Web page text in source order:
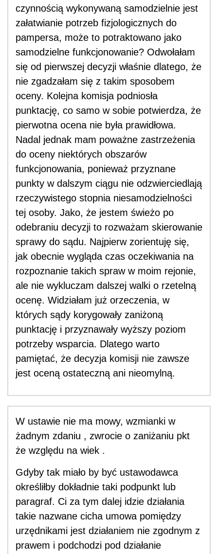
czynnością wykonywaną samodzielnie jest
załatwianie potrzeb fizjologicznych do
pampersa, może to potraktowano jako
samodzielne funkcjonowanie? Odwołałam
się od pierwszej decyzji właśnie dlatego, że
nie zgadzałam się z takim sposobem
oceny. Kolejna komisja podniosła
punktację, co samo w sobie potwierdza, że
pierwotna ocena nie była prawidłowa.
Nadal jednak mam poważne zastrzeżenia
do oceny niektórych obszarów
funkcjonowania, ponieważ przyznane
punkty w dalszym ciągu nie odzwierciedlają
rzeczywistego stopnia niesamodzielności
tej osoby. Jako, że jestem świeżo po
odebraniu decyzji to rozważam skierowanie
sprawy do sądu. Najpierw zorientuję się,
jak obecnie wygląda czas oczekiwania na
rozpoznanie takich spraw w moim rejonie,
ale nie wykluczam dalszej walki o rzetelną
ocenę. Widziałam już orzeczenia, w
których sądy korygowały zaniżoną
punktację i przyznawały wyższy poziom
potrzeby wsparcia. Dlatego warto
pamiętać, że decyzja komisji nie zawsze
jest oceną ostateczną ani nieomylną.
W ustawie nie ma mowy, wzmianki w
żadnym zdaniu , zwrocie o zaniżaniu pkt
że względu na wiek .
Gdyby tak miało by być ustawodawca
określiłby dokładnie taki podpunkt lub
paragraf. Ci za tym dalej idzie działania
takie nazwane cicha umowa pomiędzy
urzędnikami jest działaniem nie zgodnym z
prawem i podchodzi pod działanie